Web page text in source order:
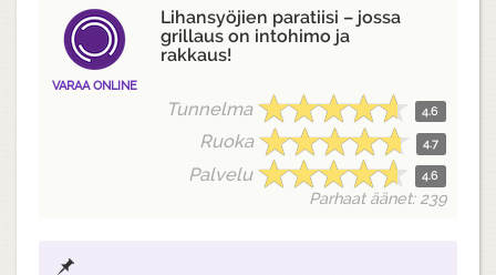
VARAA ONLINE
Lihansyöjien paratiisi – jossa
grillaus on intohimo ja
rakkaus!
Tunnelma 4.6
Ruoka 4.7
Palvelu 4.6
Parhaat äänet: 239